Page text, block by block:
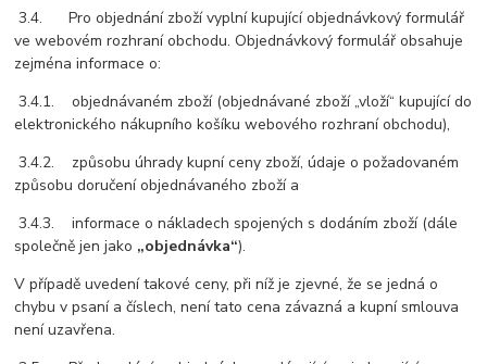
3.4. Pro objednání zboží vyplní kupující objednávkový formulář
ve webovém rozhraní obchodu. Objednávkový formulář obsahuje
zejména informace o:
3.4.1. objednávaném zboží (objednávané zboží „vloží“ kupující do
elektronického nákupního košíku webového rozhraní obchodu),
3.4.2. způsobu úhrady kupní ceny zboží, údaje o požadovaném
způsobu doručení objednávaného zboží a
3.4.3. informace o nákladech spojených s dodáním zboží (dále
společně jen jako „objednávka“).
V případě uvedení takové ceny, při níž je zjevné, že se jedná o
chybu v psaní a číslech, není tato cena závazná a kupní smlouva
není uzavřena.